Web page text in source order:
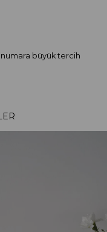
numara büyük tercih